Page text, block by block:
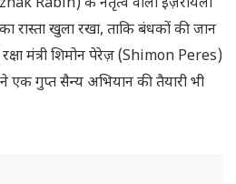
Rabin) के नेतृत्व वाली इज़रायली
रास्ता खुला रखा, ताकि बंधकों की जान
मंत्री शिमोन पेरेज़ (Shimon Peres)
एक गुप्त सैन्य अभियान की तैयारी भी